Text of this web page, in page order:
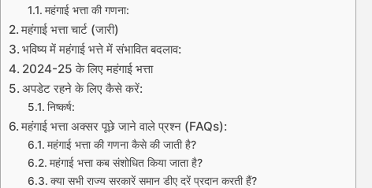
महंगाई भत्ता की गणना:
महंगाई भत्ता चार्ट (जारी)
भविष्य में महंगाई भत्ते में संभावित बदलाव:
2024-25 के लिए महंगाई भत्ता
अपडेट रहने के लिए कैसे करें:
निष्कर्ष:
महंगाई भत्ता अक्सर पूछे जाने वाले प्रश्न (FAQs):
महंगाई भत्ता की गणना कैसे की जाती है?
महंगाई भत्ता कब संशोधित किया जाता है?
क्या सभी राज्य सरकारें समान डीए दरें प्रदान करती हैं?